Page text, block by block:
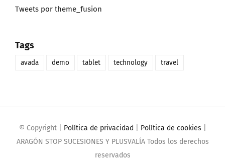
Tweets por theme_fusion
Tags
avada demo tablet technology travel
© Copyright Política de privacidad Política de cookies
ARAGÓN STOP SUCESIONES Y PLUSVALÍA Todos los derechos
reservados